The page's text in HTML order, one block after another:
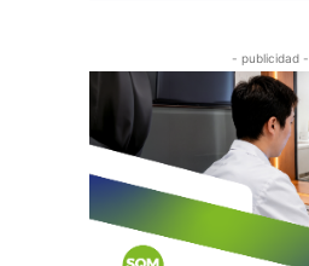
- publicidad -